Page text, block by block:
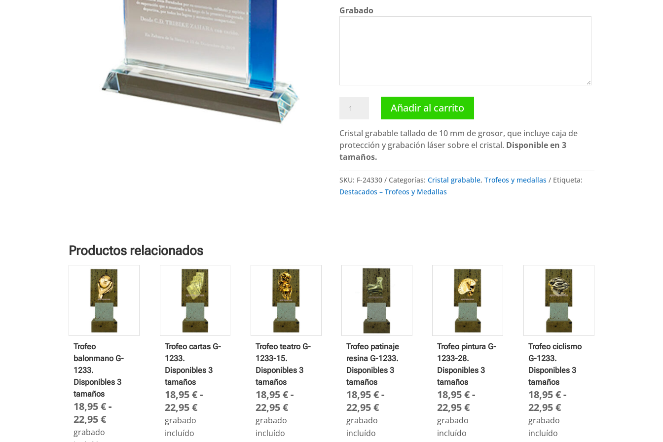
Grabado
grabable
24331.
Disponibles
3
tamaños
cantidad
Añadir al carrito
Cristal grabable tallado de 10 mm de grosor, que incluye caja de
protección y grabación láser sobre el cristal. Disponible en 3
tamaños.
SKU: F-24330 Categorías: Cristal grabable, Trofeos y medallas
Etiqueta:
Destacados – Trofeos y Medallas
Productos relacionados
Trofeo
balonmano G-
1233.
Disponibles 3
tamaños
18,95€ -
22,95€Rango
grabado
Trofeo cartas G-
1233.
Disponibles 3
tamaños
18,95€-
22,95€Rango
grabado
incluído
Trofeo teatro G-
1233-15.
Disponibles 3
tamaños
18,95€-
22,95€Rango
grabado
incluído
Trofeo patinaje
resina G-1233.
Disponibles 3
tamaños
18,95€-
22,95€Rango
grabado
incluído
Trofeo pintura G-
1233-28.
Disponibles 3
tamaños
18,95€ -
22,95€Rango
grabado
incluído
Trofeo ciclismo
G-1233.
Disponibles 3
tamaños
18,95€-
22,95€Rango
grabado
incluído